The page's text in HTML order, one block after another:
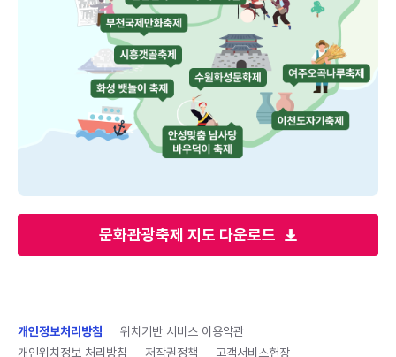
문화관광축제 지도 다운로드
개인정보처리방침
위치기반 서비스 이용약관
개인위치정보 처리방침
저작권정책 고객서비스헌장